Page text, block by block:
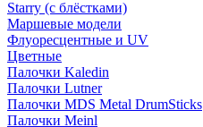
Starry (с блёстками)
Маршевые модели
Флуоресцентные и UV
Цветные
Палочки Kaledin
Палочки Lutner
Палочки MDS Metal DrumSticks
Палочки Meinl